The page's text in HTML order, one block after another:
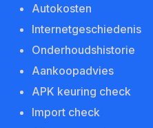
Autokosten
Internetgeschiedenis
Onderhoudshistorie
Aankoopadvies
APK keuring check
Import check